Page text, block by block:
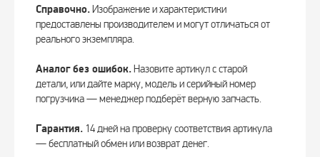
Справочно.Изображение и характеристики
предоставлены производителем и могут отличаться от
реального экземпляра.
Аналог без ошибок.Назовите артикул с старой
детали, или дайте марку, модель и серийный номер
погрузчика — менеджер подберёт верную запчасть.
Гарантия. 14 дней на проверку соответствия артикула
— бесплатный обмен или возврат денег.